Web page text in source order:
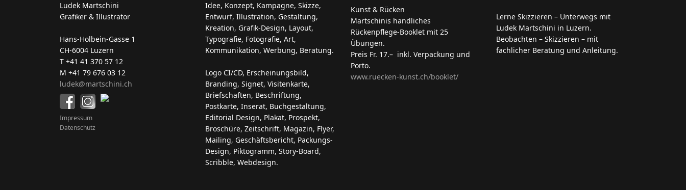
Ludek Martschini
Grafiker & Illustrator
Hans-Holbein-Gasse 1
CH-6004 Luzern
T +41 41 370 57 12
M +41 79 676 03 12
ludek@martschini.ch
Impressum
Datenschutz
Idee, Konzept, Kampagne, Skizze,
Entwurf, Illustration, Gestaltung,
Kreation, Grafik-Design, Layout,
Typografie, Fotografie, Art,
Kommunikation, Werbung, Beratung.
Logo CI/CD, Erscheinungsbild,
Branding, Signet, Visitenkarte,
Briefschaften, Beschriftung,
Postkarte, Inserat, Buchgestaltung,
Editorial Design, Plakat, Prospekt,
Broschüre, Zeitschrift, Magazin, Flyer,
Mailing, Geschäftsbericht, Packungs-
Design, Piktogramm, Story-Board,
Scribble, Webdesign.
Kunst & Rücken
Martschinis handliches
Rückenpflege-Booklet mit 25
Übungen.
Preis Fr. 17.– inkl. Verpackung und
Porto.
www.ruecken-kunst.ch/booklet/
Lerne Skizzieren – Unterwegs mit
Ludek Martschini in Luzern.
Beobachten – Skizzieren – mit
fachlicher Beratung und Anleitung.